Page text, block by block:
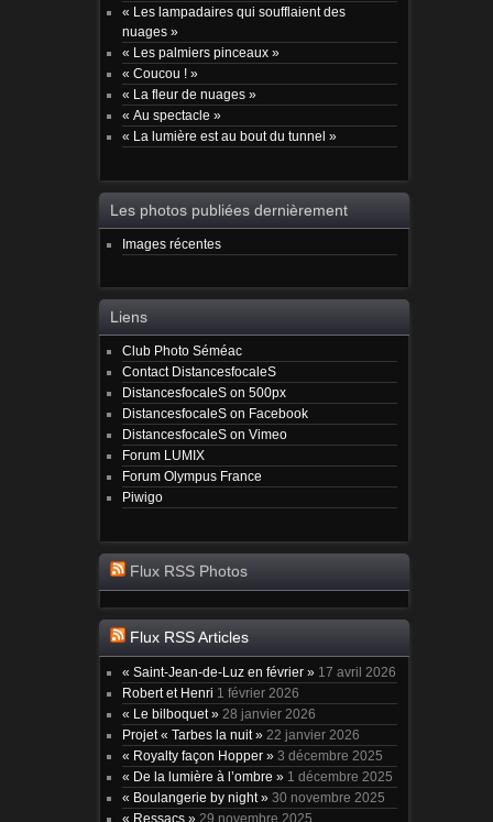
« Les lampadaires qui soufflaient des
nuages »
« Les palmiers pinceaux »
« Coucou ! »
« La fleur de nuages »
« Au spectacle »
« La lumière est au bout du tunnel »
Les photos publiées dernièrement
Images récentes
Liens
Club Photo Séméac
Contact DistancesfocaleS
DistancesfocaleS on 500px
DistancesfocaleS on Facebook
DistancesfocaleS on Vimeo
Forum LUMIX
Forum Olympus France
Piwigo
Flux RSS Photos
Flux RSS Articles
« Saint-Jean-de-Luz en février » 17 avril 2026
Robert et Henri 1 février 2026
« Le bilboquet » 28 janvier 2026
Projet « Tarbes la nuit » 22 janvier 2026
« Royalty façon Hopper » 3 décembre 2025
« De la lumière à l’ombre » 1 décembre 2025
« Boulangerie by night » 30 novembre 2025
« Ressacs » 29 novembre 2025